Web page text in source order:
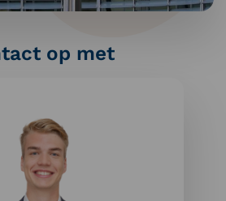
op met